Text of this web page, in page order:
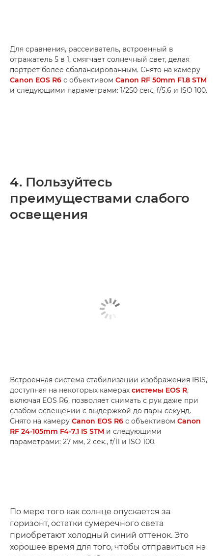
Для сравнения, рассеиватель, встроенный в
отражатель 5 в 1, смягчает солнечный свет, делая
портрет более сбалансированным. Снято на камеру
Canon EOS R6 с объективом Canon RF 50mm F1.8 STM
и следующими параметрами: 1/250 сек., f/5.6 и ISO 100.
4. Пользуйтесь
преимуществами слабого
освещения
Встроенная система стабилизации изображения IBIS,
доступная на некоторых камерах системы EOS R,
включая EOS R6, позволяет снимать с рук даже при
слабом освещении с выдержкой до пары секунд.
Снято на камеру Canon EOS R6 с объективом Canon
RF 24-105mm F4-7.1 IS STM и следующими
параметрами: 27 мм, 2 сек., f/11 и ISO 100.
По мере того как солнце опускается за
горизонт, остатки сумеречного света
приобретают холодный синий оттенок. Это
хорошее время для того, чтобы отправиться на